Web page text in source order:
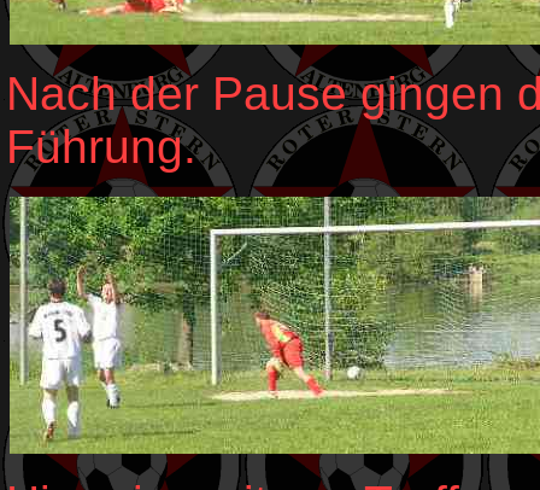
Nach der Pause gingen
Führung.